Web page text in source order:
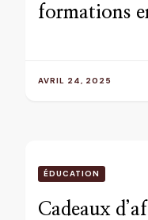
formations
AVRIL 24, 2025
ÉDUCATION
Cadeaux